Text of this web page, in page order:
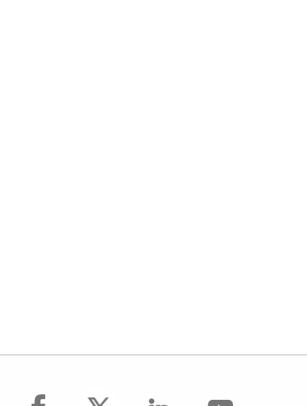
facebook